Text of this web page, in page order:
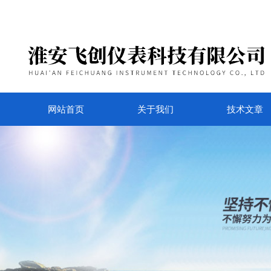
网站首页 关于我们 技术文章